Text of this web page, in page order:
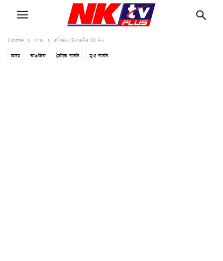
Home অসম বালিজান ট্ৰেজেদীৰ ৩টা দিন
অসম আঞ্চলিক দৈনিক বাতৰি মুখ্য বাতৰি